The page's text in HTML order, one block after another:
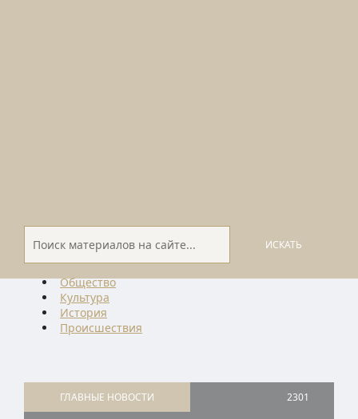
ИСКАТЬ
Общество
Культура
История
Проиcшествия
ГЛАВНЫЕ НОВОСТИ 2301